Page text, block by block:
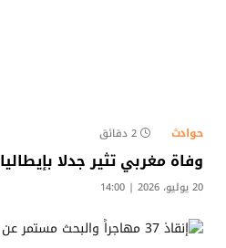
حوادث 2 دقائق
وفاة مغربي تثير جدلا بإيطاليا
20 يوليو، 2026 | 14:00